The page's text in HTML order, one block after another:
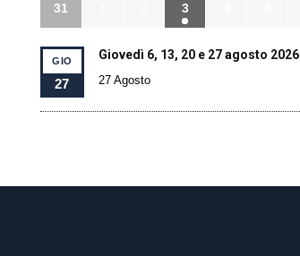
31 3
GIO
27
Giovedì 6, 13, 20 e 27 agosto 2026
27 Agosto